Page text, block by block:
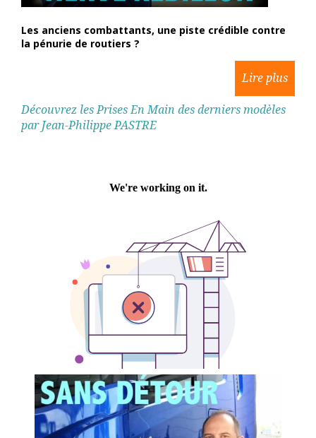
Les anciens combattants, une piste crédible contre
la pénurie de routiers ?
Découvrez les Prises En Main des derniers modèles
par Jean-Philippe PASTRE